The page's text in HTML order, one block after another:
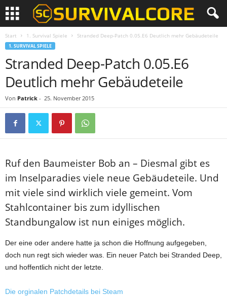
Start 1. Survival Spiele Stranded Deep-Patch 0.05.E6 Deutlich mehr Gebäudeteile
1. SURVIVAL SPIELE
Stranded Deep-Patch 0.05.E6
Deutlich mehr Gebäudeteile
Von Patrick - 25. November 2015
Ruf den Baumeister Bob an – Diesmal gibt es
im Inselparadies viele neue Gebäudeteile. Und
mit viele sind wirklich viele gemeint. Vom
Stahlcontainer bis zum idyllischen
Standbungalow ist nun einiges möglich.
Der eine oder andere hatte ja schon die Hoffnung aufgegeben,
doch nun regt sich wieder was. Ein neuer Patch bei Stranded Deep,
und hoffentlich nicht der letzte.
Die orginalen Patchdetails bei Steam